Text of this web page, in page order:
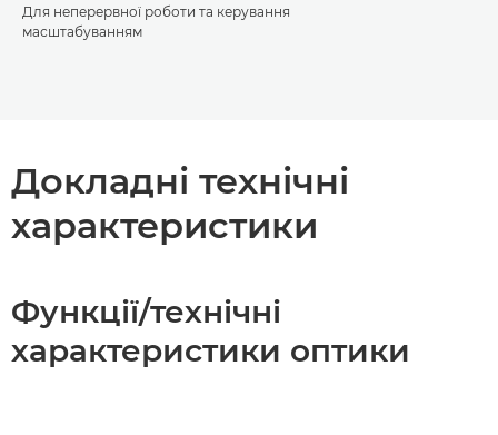
Для неперервної роботи та керування
масштабуванням
Докладні технічні
характеристики
Функції/технічні
характеристики оптики